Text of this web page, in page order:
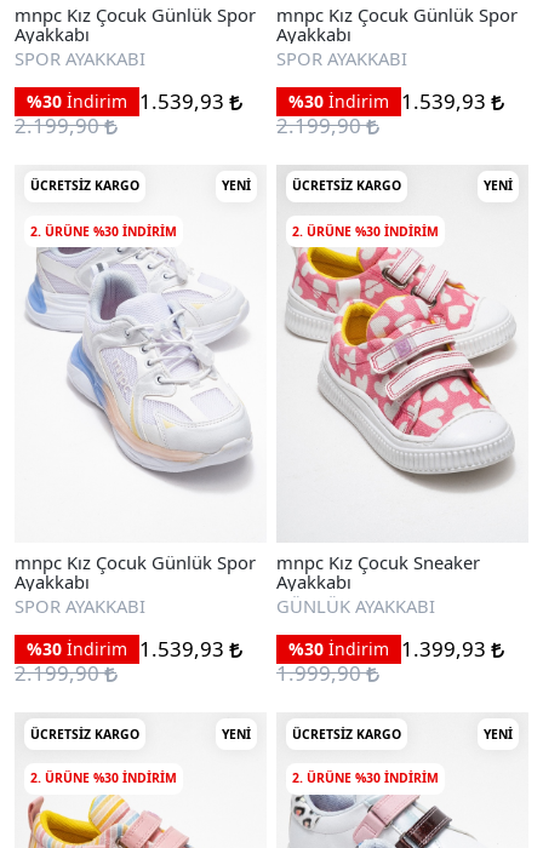
mnpc Kız Çocuk Günlük Spor
Ayakkabı
SPOR AYAKKABI
%30 İndirim
1.539,93
2.199,90
mnpc Kız Çocuk Günlük Spor
Ayakkabı
SPOR AYAKKABI
%30 İndirim
1.539,93
2.199,90
ÜCRETSIZ KARGO YENI
2. ÜRÜNE %30 INDIRIM
mnpc Kız Çocuk Günlük Spor
Ayakkabı
SPOR AYAKKABI
%30 İndirim
1.539,93
2.199,90
ÜCRETSIZ KARGO YENI
2. ÜRÜNE %30 INDIRIM
mnpc Kız Çocuk Sneaker
Ayakkabı
GÜNLÜK AYAKKABI
%30 İndirim
1.399,93
1.999,90
ÜCRETSIZ KARGO YENI
2. ÜRÜNE %30 INDIRIM
ÜCRETSIZ KARGO YENI
2. ÜRÜNE %30 INDIRIM